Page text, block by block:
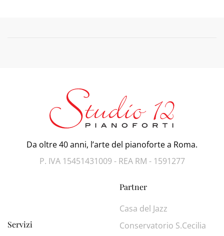
Da oltre 40 anni, l’arte del pianoforte a Roma.
P. IVA 15451431009 - REA RM - 1591277
Servizi
Partner
Casa del Jazz
Conservatorio S.Cecilia